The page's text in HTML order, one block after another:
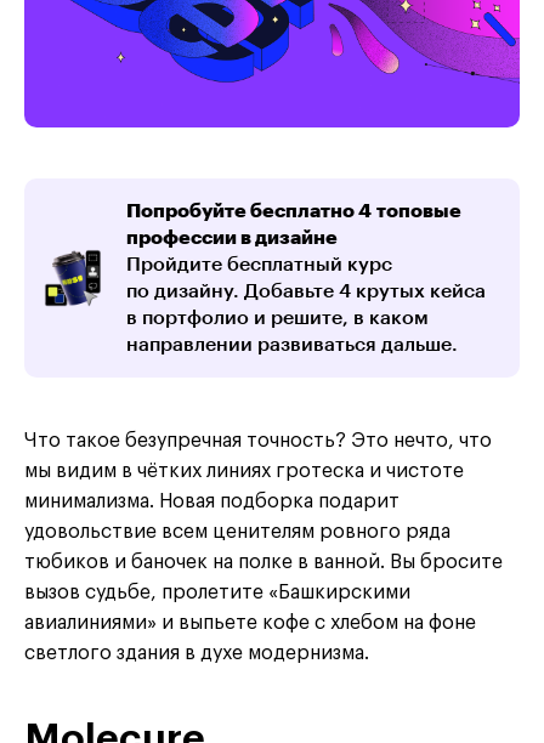
Попробуйте бесплатно 4 топовые
профессии в дизайне
Пройдите бесплатный курс
по дизайну. Добавьте 4 крутых кейса
в портфолио и решите, в каком
направлении развиваться дальше.
Что такое безупречная точность? Это нечто, что
мы видим в чётких линиях гротеска и чистоте
минимализма. Новая подборка подарит
удовольствие всем ценителям ровного ряда
тюбиков и баночек на полке в ванной. Вы бросите
вызов судьбе, пролетите «Башкирскими
авиалиниями» и выпьете кофе с хлебом на фоне
светлого здания в духе модернизма.